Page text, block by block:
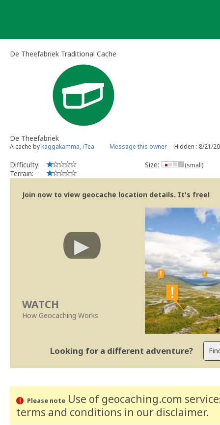
De Theefabriek Traditional Cache
De Theefabriek
A cache bykaggakamma, iTea Message this owner Hidden : 8/21/
Difficulty:
Terrain:
Size: (small)
Join now to view geocache location details. It's free!
WATCH
How Geocaching Works
Looking for a different adventure?
Please noteUse of geocaching.com
terms and conditions in our disclaimer.